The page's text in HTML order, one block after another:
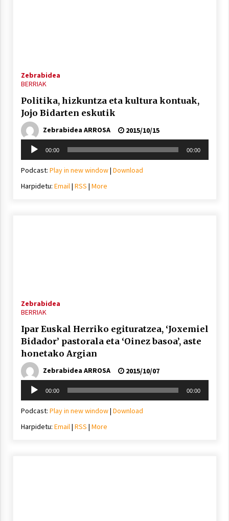
Zebrabidea
BERRIAK
Politika, hizkuntza eta kultura kontuak,
Jojo Bidarten eskutik
Zebrabidea ARROSA
2015/10/15
Soinu
erreproduzigailua
00:00 00:00
Podcast: Play in new window| Download
Harpidetu: Email| RSS | More
Zebrabidea
BERRIAK
Ipar Euskal Herriko egituratzea, ‘Joxemiel
Bidador’ pastorala eta ‘Oinez basoa’, aste
honetako Argian
Zebrabidea ARROSA
2015/10/07
Soinu
erreproduzigailua
00:00 00:00
Podcast: Play in new window| Download
Harpidetu: Email| RSS | More